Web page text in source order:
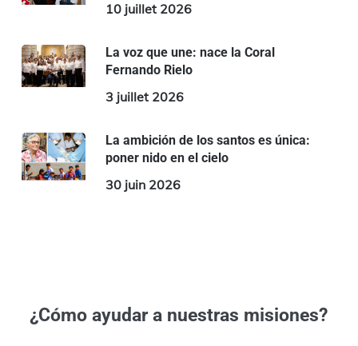
10 juillet 2026
La voz que une: nace la Coral
Fernando Rielo
3 juillet 2026
La ambición de los santos es única:
poner nido en el cielo
30 juin 2026
¿Cómo ayudar a nuestras misiones?